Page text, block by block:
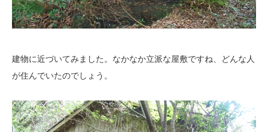
建物に近づいてみました。なかなか立派な屋敷ですね、どんな人
が住んでいたのでしょう。